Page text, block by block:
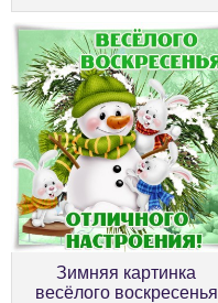
Зимняя картинка
весёлого воскресенья